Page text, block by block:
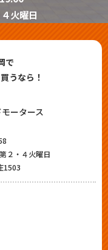
火曜日
で
うなら！
ータース
２・４火曜日
1503